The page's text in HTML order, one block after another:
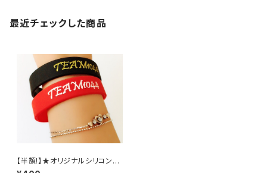
最近チェックした商品
【半額!】★オリジナルシリコンバ
ンド★800円→400円